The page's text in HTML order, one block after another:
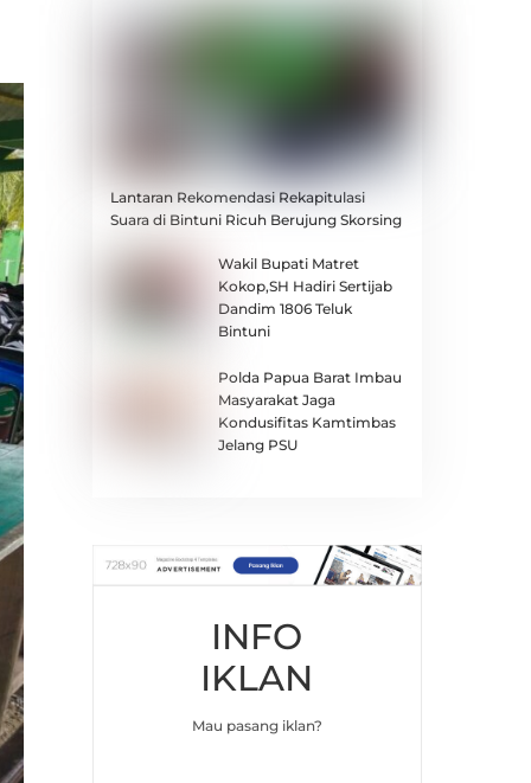
Lantaran Rekomendasi Rekapitulasi
Suara di Bintuni Ricuh Berujung Skorsing
Wakil Bupati Matret
Kokop,SH Hadiri Sertijab
Dandim 1806 Teluk
Bintuni
Polda Papua Barat Imbau
Masyarakat Jaga
Kondusifitas Kamtimbas
Jelang PSU
INFO
IKLAN
Mau pasang iklan?